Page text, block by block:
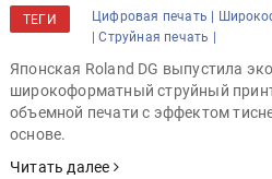
ТЕГИ Цифровая печать |
| Струйная печать |
Японская Roland DG выпустила
широкоформатный струйный
объемной печати с эффектом
основе.
Читать далее